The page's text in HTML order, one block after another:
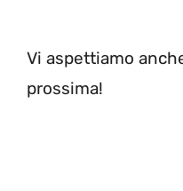
Vi aspettiamo
prossima!